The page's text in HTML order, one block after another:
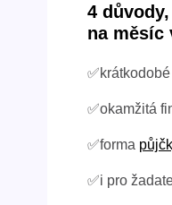
4
na měsíc
✅okamžitá
✅forma
✅i pro